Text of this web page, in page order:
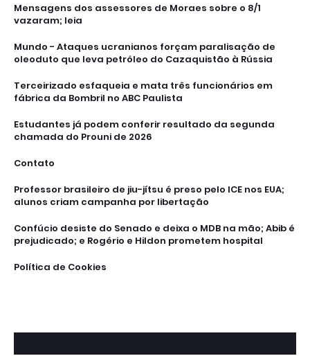
Mensagens dos assessores de Moraes sobre o 8/1
vazaram; leia
Mundo - Ataques ucranianos forçam paralisação de
oleoduto que leva petróleo do Cazaquistão à Rússia
Terceirizado esfaqueia e mata três funcionários em
fábrica da Bombril no ABC Paulista
Estudantes já podem conferir resultado da segunda
chamada do Prouni de 2026
Contato
Professor brasileiro de jiu-jítsu é preso pelo ICE nos EUA;
alunos criam campanha por libertação
Confúcio desiste do Senado e deixa o MDB na mão; Abib é
prejudicado; e Rogério e Hildon prometem hospital
Política de Cookies